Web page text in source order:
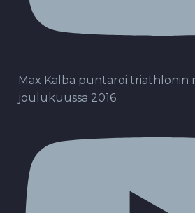
Max Kalba puntaroi triathlonin
joulukuussa 2016